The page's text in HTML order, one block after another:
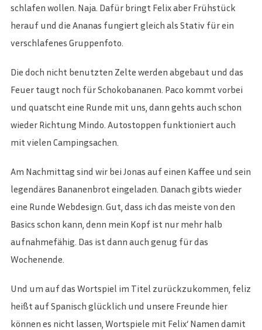
schlafen wollen. Naja. Dafür bringt Felix aber Frühstück
herauf und die Ananas fungiert gleich als Stativ für ein
verschlafenes Gruppenfoto.
Die doch nicht benutzten Zelte werden abgebaut und das
Feuer taugt noch für Schokobananen. Paco kommt vorbei
und quatscht eine Runde mit uns, dann gehts auch schon
wieder Richtung Mindo. Autostoppen funktioniert auch
mit vielen Campingsachen.
Am Nachmittag sind wir bei Jonas auf einen Kaffee und sein
legendäres Bananenbrot eingeladen. Danach gibts wieder
eine Runde Webdesign. Gut, dass ich das meiste von den
Basics schon kann, denn mein Kopf ist nur mehr halb
aufnahmefähig. Das ist dann auch genug für das
Wochenende.
Und um auf das Wortspiel im Titel zurückzukommen, feliz
heißt auf Spanisch glücklich und unsere Freunde hier
können es nicht lassen, Wortspiele mit Felix‘ Namen damit